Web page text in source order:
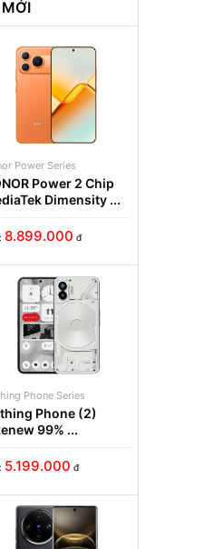
Power Series
Power 2 Chip
Dimensity ...
8.899.000 đ
Phone Series
Phone (2)
99% ...
5.199.000 đ